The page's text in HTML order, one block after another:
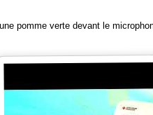
pomme verte devant le